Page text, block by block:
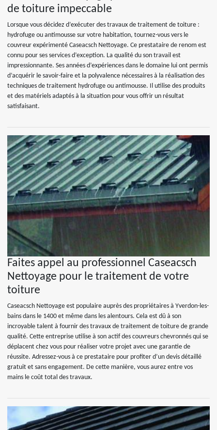
de toiture impeccable
Lorsque vous décidez d’exécuter des travaux de traitement de toiture :
hydrofuge ou antimousse sur votre habitation, tournez-vous vers le
couvreur expérimenté Caseacsch Nettoyage. Ce prestataire de renom est
connu pour ses services d’exception. La qualité du son travail est
impressionnante. Ses années d’expériences dans le domaine lui ont permis
d’acquérir le savoir-faire et la polyvalence nécessaires à la réalisation des
techniques de traitement hydrofuge ou antimousse. Il utilise des produits
et des matériels adaptés à la situation pour vous offrir un résultat
satisfaisant.
Faites appel au professionnel Caseacsch
Nettoyage pour le traitement de votre
toiture
Caseacsch Nettoyage est populaire auprès des propriétaires à Yverdon-les-
bains dans le 1400 et même dans les alentours. Cela est dû à son
incroyable talent à fournir des travaux de traitement de toiture de grande
qualité. Cette entreprise utilise à son actif des couvreurs chevronnés qui se
déplacent chez vous pour réaliser votre projet avec une garantie de
réussite. Adressez-vous à ce prestataire pour profiter d’un devis détaillé
gratuit et sans engagement. De cette manière, vous aurez entre vos
mains le coût total des travaux.